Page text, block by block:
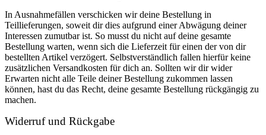
In Ausnahmefällen verschicken wir deine Bestellung in
Teillieferungen, soweit dir dies aufgrund einer Abwägung deiner
Interessen zumutbar ist. So musst du nicht auf deine gesamte
Bestellung warten, wenn sich die Lieferzeit für einen der von dir
bestellten Artikel verzögert. Selbstverständlich fallen hierfür keine
zusätzlichen Versandkosten für dich an. Sollten wir dir wider
Erwarten nicht alle Teile deiner Bestellung zukommen lassen
können, hast du das Recht, deine gesamte Bestellung rückgängig zu
machen.
Widerruf und Rückgabe